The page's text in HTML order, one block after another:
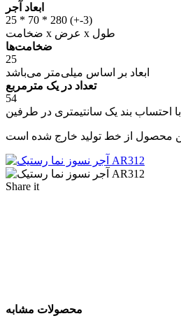
ابعاد آجر
25 * 70 * 280 (+-3)
ضخامت x عرض x طول
ضخامت‌ها
25
ابعاد بر اساس میلی‌متر می‌باشد
تعداد در یک مترمربع
54
با احتساب بند یک سانتیمتری در طرفین
Share it
محصولات مشابه